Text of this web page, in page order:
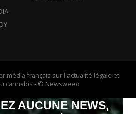
média français sur l'actualité légale et
cannabis - © Newsweed
AUCUNE NEWS,